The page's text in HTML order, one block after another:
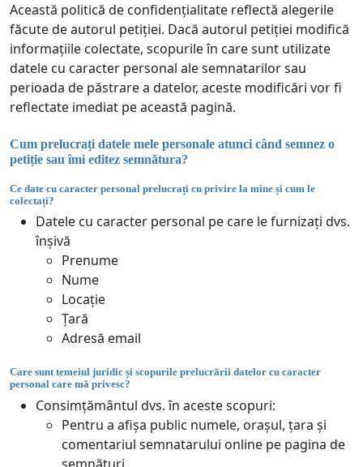
Această politică de confidențialitate reflectă alegerile
făcute de autorul petiției. Dacă autorul petiției modifică
informațiile colectate, scopurile în care sunt utilizate
datele cu caracter personal ale semnatarilor sau
perioada de păstrare a datelor, aceste modificări vor fi
reflectate imediat pe această pagină.
Cum prelucrați datele mele personale atunci când semnez o
petiție sau îmi editez semnătura?
Ce date cu caracter personal prelucrați cu privire la mine și cum le
colectați?
Datele cu caracter personal pe care le furnizați dvs.
înșivă
Prenume
Nume
Locație
Țară
Adresă email
Care sunt temeiul juridic și scopurile prelucrării datelor cu caracter
personal care mă privesc?
Consimțământul dvs. în aceste scopuri:
Pentru a afișa public numele, orașul, țara și
comentariul semnatarului online pe pagina de